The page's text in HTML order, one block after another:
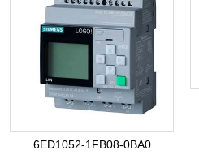
6ED1052-1FB08-0BA0